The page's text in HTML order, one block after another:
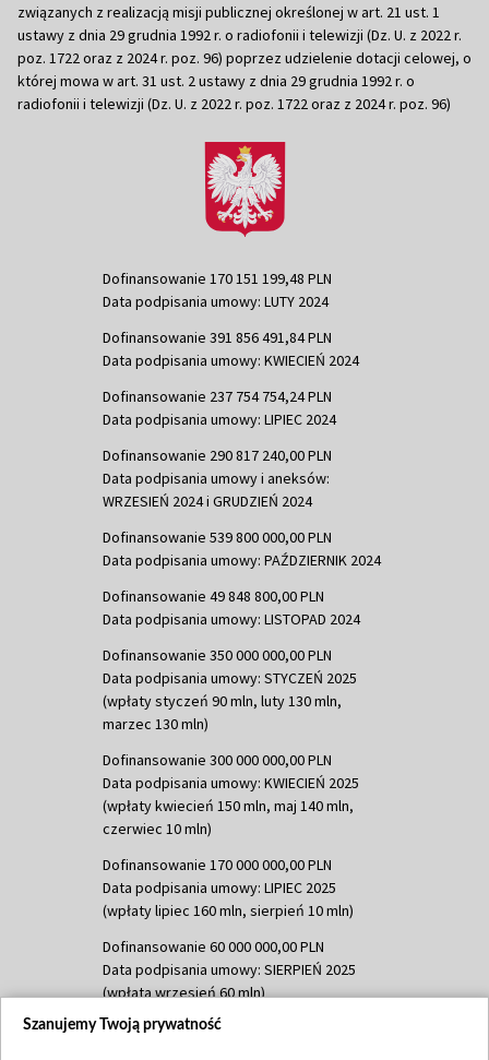
związanych z realizacją misji publicznej określonej w art. 21 ust. 1
ustawy z dnia 29 grudnia 1992 r. o radiofonii i telewizji (Dz. U. z 2022 r.
poz. 1722 oraz z 2024 r. poz. 96) poprzez udzielenie dotacji celowej, o
której mowa w art. 31 ust. 2 ustawy z dnia 29 grudnia 1992 r. o
radiofonii i telewizji (Dz. U. z 2022 r. poz. 1722 oraz z 2024 r. poz. 96)
Dofinansowanie 170 151 199,48 PLN
Data podpisania umowy: LUTY 2024
Dofinansowanie 391 856 491,84 PLN
Data podpisania umowy: KWIECIEŃ 2024
Dofinansowanie 237 754 754,24 PLN
Data podpisania umowy: LIPIEC 2024
Dofinansowanie 290 817 240,00 PLN
Data podpisania umowy i aneksów:
WRZESIEŃ 2024 i GRUDZIEŃ 2024
Dofinansowanie 539 800 000,00 PLN
Data podpisania umowy: PAŹDZIERNIK 2024
Dofinansowanie 49 848 800,00 PLN
Data podpisania umowy: LISTOPAD 2024
Dofinansowanie 350 000 000,00 PLN
Data podpisania umowy: STYCZEŃ 2025
(wpłaty styczeń 90 mln, luty 130 mln,
marzec 130 mln)
Dofinansowanie 300 000 000,00 PLN
Data podpisania umowy: KWIECIEŃ 2025
(wpłaty kwiecień 150 mln, maj 140 mln,
czerwiec 10 mln)
Dofinansowanie 170 000 000,00 PLN
Data podpisania umowy: LIPIEC 2025
(wpłaty lipiec 160 mln, sierpień 10 mln)
Dofinansowanie 60 000 000,00 PLN
Data podpisania umowy: SIERPIEŃ 2025
(wpłata wrzesień 60 mln)
Dofinansowanie 635 783 051,21 PLN
Szanujemy Twoją prywatność